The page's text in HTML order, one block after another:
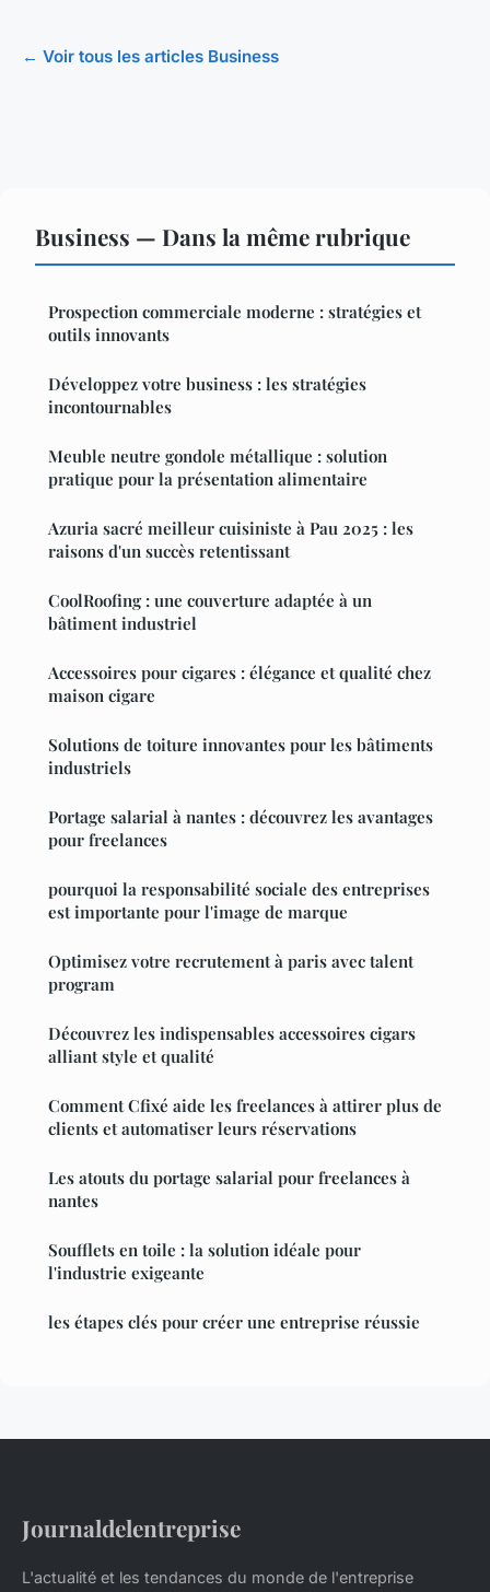
← Voir tous les articles Business
Business — Dans la même rubrique
Prospection commerciale moderne : stratégies et
outils innovants
Développez votre business : les stratégies
incontournables
Meuble neutre gondole métallique : solution
pratique pour la présentation alimentaire
Azuria sacré meilleur cuisiniste à Pau 2025 : les
raisons d'un succès retentissant
CoolRoofing : une couverture adaptée à un
bâtiment industriel
Accessoires pour cigares : élégance et qualité chez
maison cigare
Solutions de toiture innovantes pour les bâtiments
industriels
Portage salarial à nantes : découvrez les avantages
pour freelances
pourquoi la responsabilité sociale des entreprises
est importante pour l'image de marque
Optimisez votre recrutement à paris avec talent
program
Découvrez les indispensables accessoires cigars
alliant style et qualité
Comment Cfixé aide les freelances à attirer plus de
clients et automatiser leurs réservations
Les atouts du portage salarial pour freelances à
nantes
Soufflets en toile : la solution idéale pour
l'industrie exigeante
les étapes clés pour créer une entreprise réussie
Journaldelentreprise
L'actualité et les tendances du monde de l'entreprise